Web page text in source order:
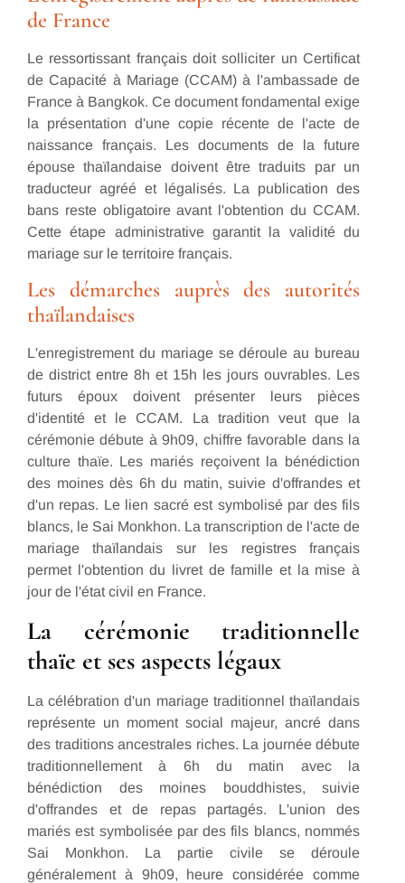
de France
Le ressortissant français doit solliciter un Certificat
de Capacité à Mariage (CCAM) à l'ambassade de
France à Bangkok. Ce document fondamental exige
la présentation d'une copie récente de l'acte de
naissance français. Les documents de la future
épouse thaïlandaise doivent être traduits par un
traducteur agréé et légalisés. La publication des
bans reste obligatoire avant l'obtention du CCAM.
Cette étape administrative garantit la validité du
mariage sur le territoire français.
Les démarches auprès des autorités
thaïlandaises
L'enregistrement du mariage se déroule au bureau
de district entre 8h et 15h les jours ouvrables. Les
futurs époux doivent présenter leurs pièces
d'identité et le CCAM. La tradition veut que la
cérémonie débute à 9h09, chiffre favorable dans la
culture thaïe. Les mariés reçoivent la bénédiction
des moines dès 6h du matin, suivie d'offrandes et
d'un repas. Le lien sacré est symbolisé par des fils
blancs, le Sai Monkhon. La transcription de l'acte de
mariage thaïlandais sur les registres français
permet l'obtention du livret de famille et la mise à
jour de l'état civil en France.
La cérémonie traditionnelle
thaïe et ses aspects légaux
La célébration d'un mariage traditionnel thaïlandais
représente un moment social majeur, ancré dans
des traditions ancestrales riches. La journée débute
traditionnellement à 6h du matin avec la
bénédiction des moines bouddhistes, suivie
d'offrandes et de repas partagés. L'union des
mariés est symbolisée par des fils blancs, nommés
Sai Monkhon. La partie civile se déroule
généralement à 9h09, heure considérée comme